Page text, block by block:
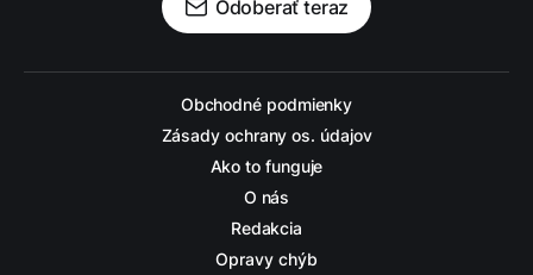
Odoberať teraz
Obchodné podmienky
Zásady ochrany os. údajov
Ako to funguje
O nás
Redakcia
Opravy chýb